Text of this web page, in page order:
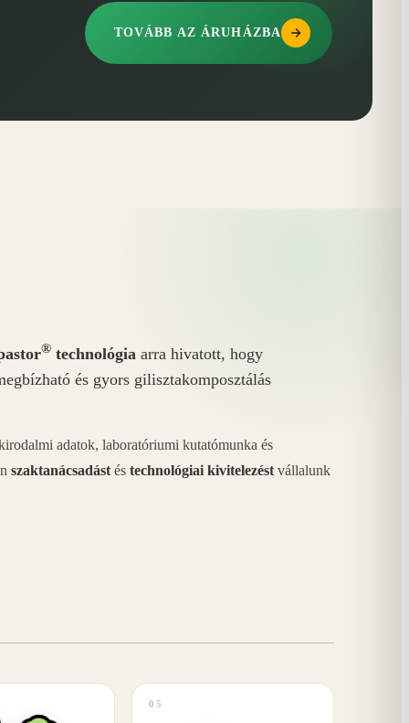
TOVÁBB AZ ÁRUHÁZBA
® technológia arra hivatott, hogy
és gyors gilisztakomposztálás
adatok, laboratóriumi kutatómunka és
szaktanácsadást és technológiai kivitelezést vállalunk
05